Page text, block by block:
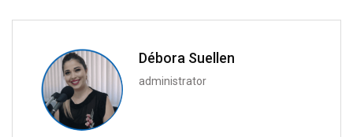
Débora Suellen
administrator